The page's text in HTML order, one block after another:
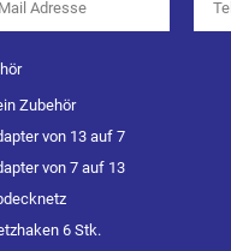
Zubehör
von 13 auf 7
von 7 auf 13
6 Stk.